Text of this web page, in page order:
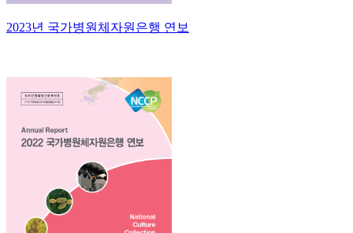
2023년 국가병원체자원은행 연보